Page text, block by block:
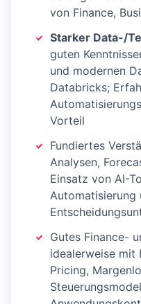
von Finance,
Starker Data-/
guten
und modernen
Databricks;
Vorteil
Fundiertes
Analysen,
Einsatz von AI-
Automatisierung
Gutes Finance-
idealerweise mit
Pricing,